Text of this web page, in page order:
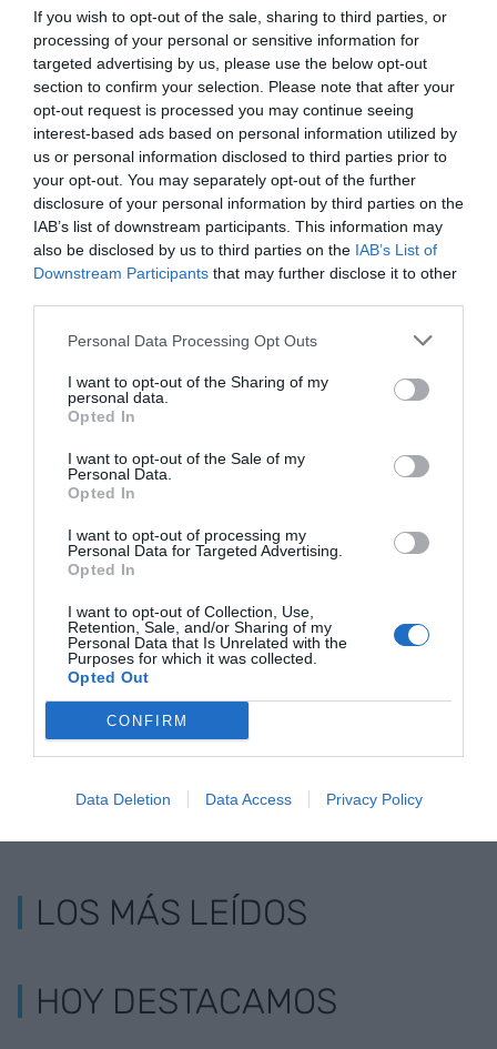
If you wish to opt-out of the sale, sharing to third parties, or
processing of your personal or sensitive information for
targeted advertising by us, please use the below opt-out
section to confirm your selection. Please note that after your
opt-out request is processed you may continue seeing
interest-based ads based on personal information utilized by
us or personal information disclosed to third parties prior to
your opt-out. You may separately opt-out of the further
disclosure of your personal information by third parties on the
IAB’s list of downstream participants. This information may
also be disclosed by us to third parties on the IAB’s List of
Downstream Participants that may further disclose it to other
Personal Data Processing Opt Outs
I want to opt-out of the Sharing of my
personal data.
Opted In
I want to opt-out of the Sale of my
Personal Data.
Opted In
I want to opt-out of processing my
Personal Data for Targeted Advertising.
Opted In
I want to opt-out of Collection, Use,
Retention, Sale, and/or Sharing of my
Personal Data that Is Unrelated with the
Purposes for which it was collected.
Opted Out
CONFIRM
Data Deletion Data Access Privacy Policy
AñadirVIA Empresacomo fuente preferida
de Google de forma gratuita
Mantente informado con las últimas noticias de
actualidad
ACTIVAR AHORA
RELACIONADAS
Paack,
emprendedores en
Dubai
Cabify anuncia su nuevo
servicio de paquetería en
Barcelona
LOS MÁS LEÍDOS
HOY DESTACAMOS